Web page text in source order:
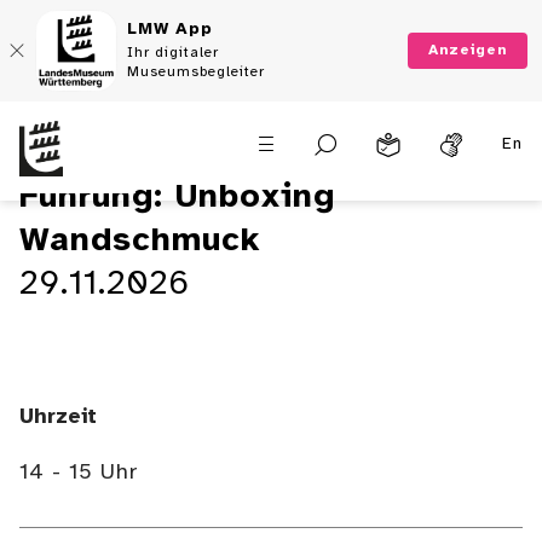
LMW App
Ihr digitaler
Museumsbegleiter
Anzeigen
En
Führung: Unboxing
Wandschmuck
29.11.2026
Uhrzeit
14 - 15 Uhr